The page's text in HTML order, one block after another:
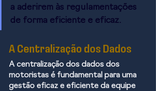
a aderirem às regulamentações
de forma eficiente e eficaz.
A Centralização dos Dados
A centralização dos dados dos
motoristas é fundamental para uma
gestão eficaz e eficiente da equipe